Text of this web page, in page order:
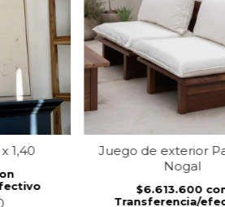
1,40
Juego de exterior
Nogal
$6.613.600
Transferencia/